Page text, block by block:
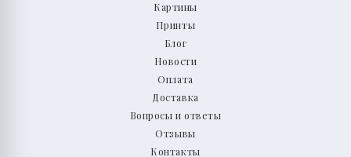
Картины
Принты
Блог
Новости
Оплата
Доставка
Вопросы и ответы
Отзывы
Контакты